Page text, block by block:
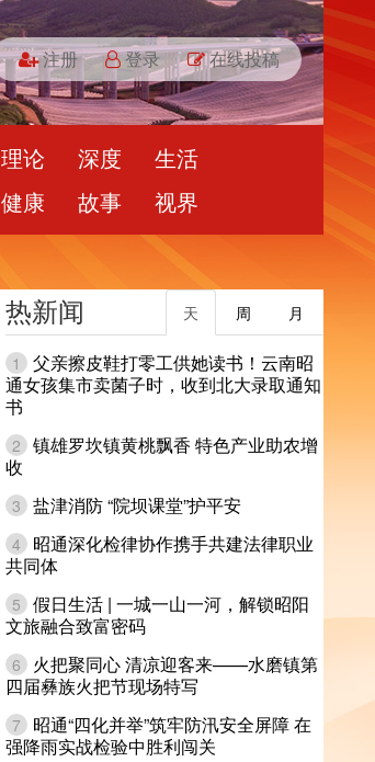
注册 登录 在线投稿
理论 深度
生活
健康
故事 视界
热新闻 月
周
天
1
父亲擦皮鞋打零工供她读书！云南昭
通女孩集市卖菌子时，收到北大录取通知
书
2 镇雄罗坎镇黄桃飘香 特色产业助农增
收
3 盐津消防 “院坝课堂”护平安
4
昭通深化检律协作携手共建法律职业
共同体
5 假日生活 | 一城一山一河，解锁昭阳
文旅融合致富密码
6
火把聚同心 清凉迎客来——水磨镇第
四届彝族火把节现场特写
7
昭通“四化并举”筑牢防汛安全屏障 在
强降雨实战检验中胜利闯关